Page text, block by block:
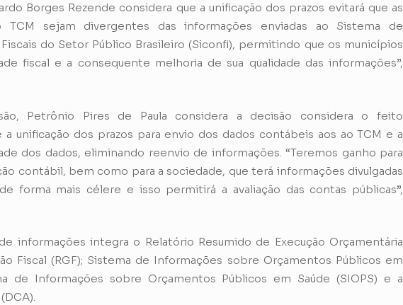
Borges Rezende considera que a unificação dos prazos evitará que as
TCM sejam divergentes das informações enviadas ao Sistema de
do Setor Público Brasileiro (Siconfi), permitindo que os municípios
fiscal e a consequente melhoria de sua qualidade das informações”,
Petrônio Pires de Paula considera a decisão considera o feito
a unificação dos prazos para envio dos dados contábeis aos ao TCM e a
dos dados, eliminando reenvio de informações. “Teremos ganho para
contábil, bem como para a sociedade, que terá informações divulgadas
forma mais célere e isso permitirá a avaliação das contas públicas”,
informações integra o Relatório Resumido de Execução Orçamentária
Fiscal (RGF); Sistema de Informações sobre Orçamentos Públicos em
de Informações sobre Orçamentos Públicos em Saúde (SIOPS) e a